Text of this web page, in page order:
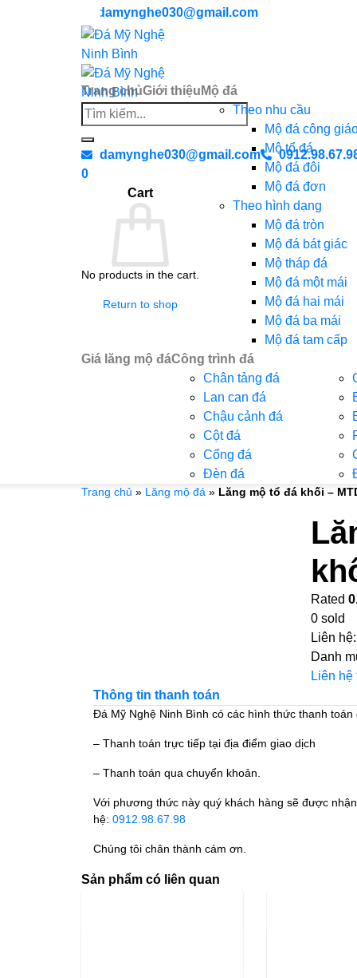
damynghe030@gmail.com
Search
for:
damynghe030@gmail.com
0
Cart
No products in the cart.
Return to shop
Trang chủGiới thiệu Mộ đá
Theo nhu cầu
Mộ đá công
Mộ tổ đá
Mộ đá đôi
Mộ đá đơn
Theo hình dạng
Mộ đá tròn
Mộ đá bát giác
Mộ tháp đá
Mộ đá một mái
Mộ đá hai mái
Mộ đá ba mái
Mộ đá tam cấp
Giá lăng mộ đáCông trình đá
Chân tảng đá
Lan can đá
Chậu cảnh đá
Cột đá
Cổng đá
Đèn đá
Trang chủ » Lăng mộ đá » Lăng mộ tổ đá khối –
Rated
0 sold
Liên hệ:
Danh
Liên
Thông tin thanh toán
Đá Mỹ Nghệ Ninh Bình có các hình thức thanh toán
– Thanh toán trực tiếp tại địa điểm giao dịch
– Thanh toán qua chuyển khoản.
Với phương thức này quý khách hàng sẽ được
hệ: 0912.98.67.98
Chúng tôi chân thành cám ơn.
Sản phẩm có liên quan